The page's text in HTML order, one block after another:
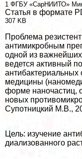
1 ФГБУ «СарНИИТО»
Статья в формате
307 KB
Проблема
антимикробным
одной из
ведется активный
медицины
форме наночастиц,
новых
Супотницкий М.В.,
Цель: изучение
диализованного